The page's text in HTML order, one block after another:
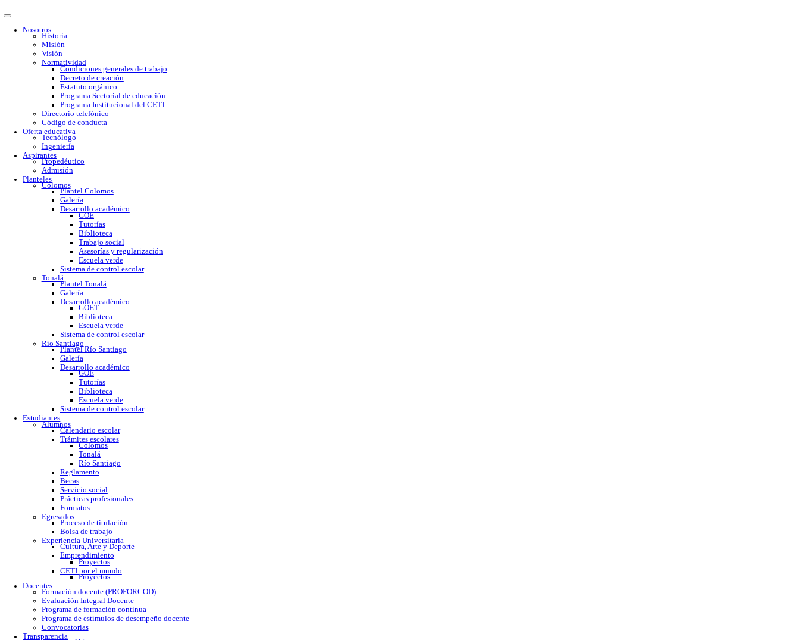
Nosotros
Historia
Misión
Visión
Normatividad
Condiciones generales de trabajo
Decreto de creación
Estatuto orgánico
Programa Sectorial de educación
Programa Institucional del CETI
Directorio telefónico
Código de conducta
Oferta educativa
Tecnólogo
Ingeniería
Aspirantes
Propedéutico
Admisión
Colomos
Plantel Colomos
Galería
Desarrollo académico
GOE
Tutorías
Trabajo social
Asesorías y regularización
Escuela verde
Sistema de control escolar
Tonalá
Plantel Tonalá
Galería
Desarrollo académico
GOET
Biblioteca
Escuela verde
Río Santiago
Plantel Río Santiago
Galería
Desarrollo académico
GOE
Tutorías
Biblioteca
Escuela verde
Sistema de control escolar
Estudiantes
Alumnos
Calendario escolar
Trámites escolares
Colomos
Tonalá
Río Santiago
Reglamento
Becas
Servicio social
Prácticas profesionales